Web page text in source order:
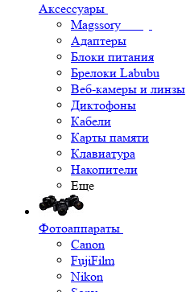
Аксессуары
Magssory
Адаптеры
Блоки питания
Брелоки Labubu
Веб-камеры и линзы
Диктофоны
Кабели
Карты памяти
Клавиатура
Накопители
Еще
Фотоаппараты
Canon
FujiFilm
Nikon